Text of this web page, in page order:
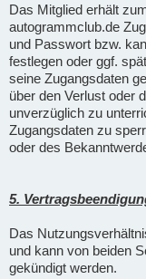
Das Mitglied erhält
autogrammclub.de
und Passwort bzw.
festlegen oder ggf.
seine Zugangsdaten
über den Verlust oder
unverzüglich zu
Zugangsdaten zu
oder des
5.
Das
und kann von beiden
gekündigt werden.